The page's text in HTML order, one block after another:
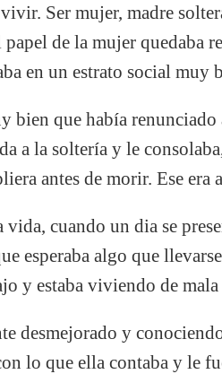
Ser mujer, madre
de la mujer quedaba
en un estrato social muy
bien que había
a la soltería y le
antes de morir. Ese era
vida, cuando un dia se
esperaba algo que
y estaba viviendo de
desmejorado y
lo que ella contaba y le